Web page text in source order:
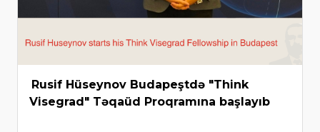
Rusif Hüseynov Budapeştdə "Think
Visegrad" Təqaüd Proqramına başlayıb